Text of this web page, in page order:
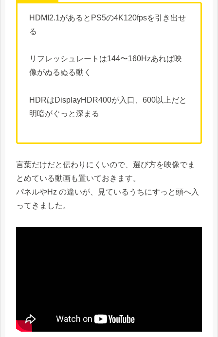
HDMI2.1があるとPS5の4K120fpsを引き出せ
る
リフレッシュレートは144〜160Hzあれば映
像がぬるぬる動く
HDRはDisplayHDR400が入口、600以上だと
明暗がぐっと深まる
言葉だけだと伝わりにくいので、選び方を映像でま
とめている動画も置いておきます。
パネルやHz の違いが、見ているうちにすっと頭へ入
ってきました。